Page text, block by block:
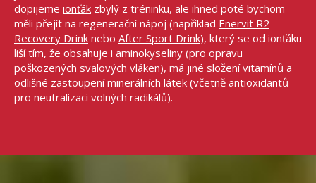
dopijeme ionťák zbylý z tréninku, ale ihned poté bychom
měli přejít na regenerační nápoj (například Enervit R2
Recovery Drink nebo After Sport Drink), který se od ionťáku
liší tím, že obsahuje i aminokyseliny (pro opravu
poškozených svalových vláken), má jiné složení vitamínů a
odlišné zastoupení minerálních látek (včetně antioxidantů
pro neutralizaci volných radikálů).